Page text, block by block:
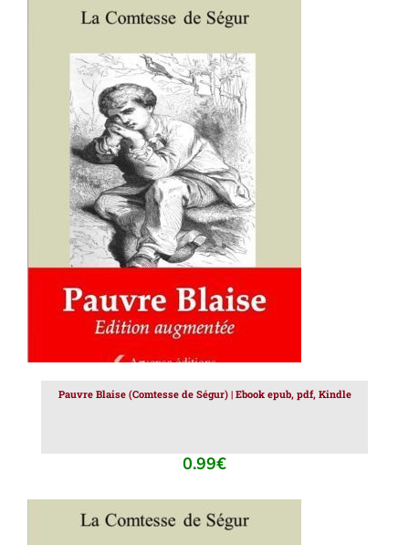
AJOUTER AU PANIER / DÉTAILS
Pauvre Blaise (Comtesse de Ségur) | Ebook epub, pdf, Kindle
0.99€